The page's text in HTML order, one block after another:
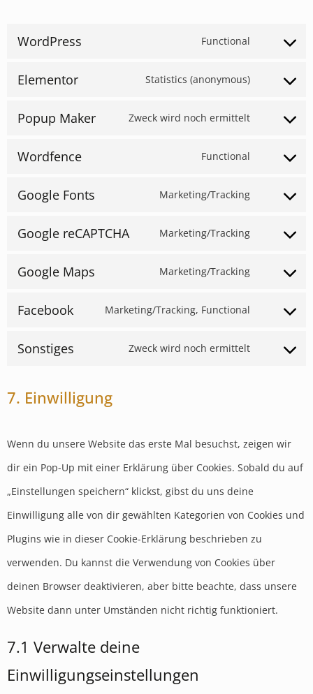
WordPress Functional
Elementor Statistics (anonymous)
Popup Maker Zweck wird noch ermittelt
Wordfence Functional
Google Fonts Marketing/Tracking
Google reCAPTCHA Marketing/Tracking
Google Maps Marketing/Tracking
Facebook Marketing/Tracking, Functional
Sonstiges Zweck wird noch ermittelt
7. Einwilligung
Wenn du unsere Website das erste Mal besuchst, zeigen wir
dir ein Pop-Up mit einer Erklärung über Cookies. Sobald du auf
„Einstellungen speichern“ klickst, gibst du uns deine
Einwilligung alle von dir gewählten Kategorien von Cookies und
Plugins wie in dieser Cookie-Erklärung beschrieben zu
verwenden. Du kannst die Verwendung von Cookies über
deinen Browser deaktivieren, aber bitte beachte, dass unsere
Website dann unter Umständen nicht richtig funktioniert.
7.1 Verwalte deine
Einwilligungseinstellungen